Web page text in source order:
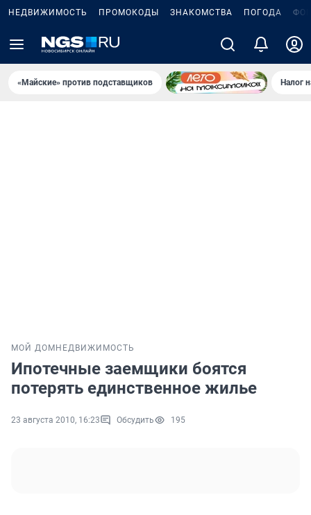
НЕДВИЖИМОСТЬ ПРОМОКОДЫ ЗНАКОМСТВА ПОГОДА
«Майские» против подставщиков Налог
МОЙ ДОМ НЕДВИЖИМОСТЬ
Ипотечные заемщики боятся
потерять единственное жилье
23 августа 2010, 16:23 Обсудить 195